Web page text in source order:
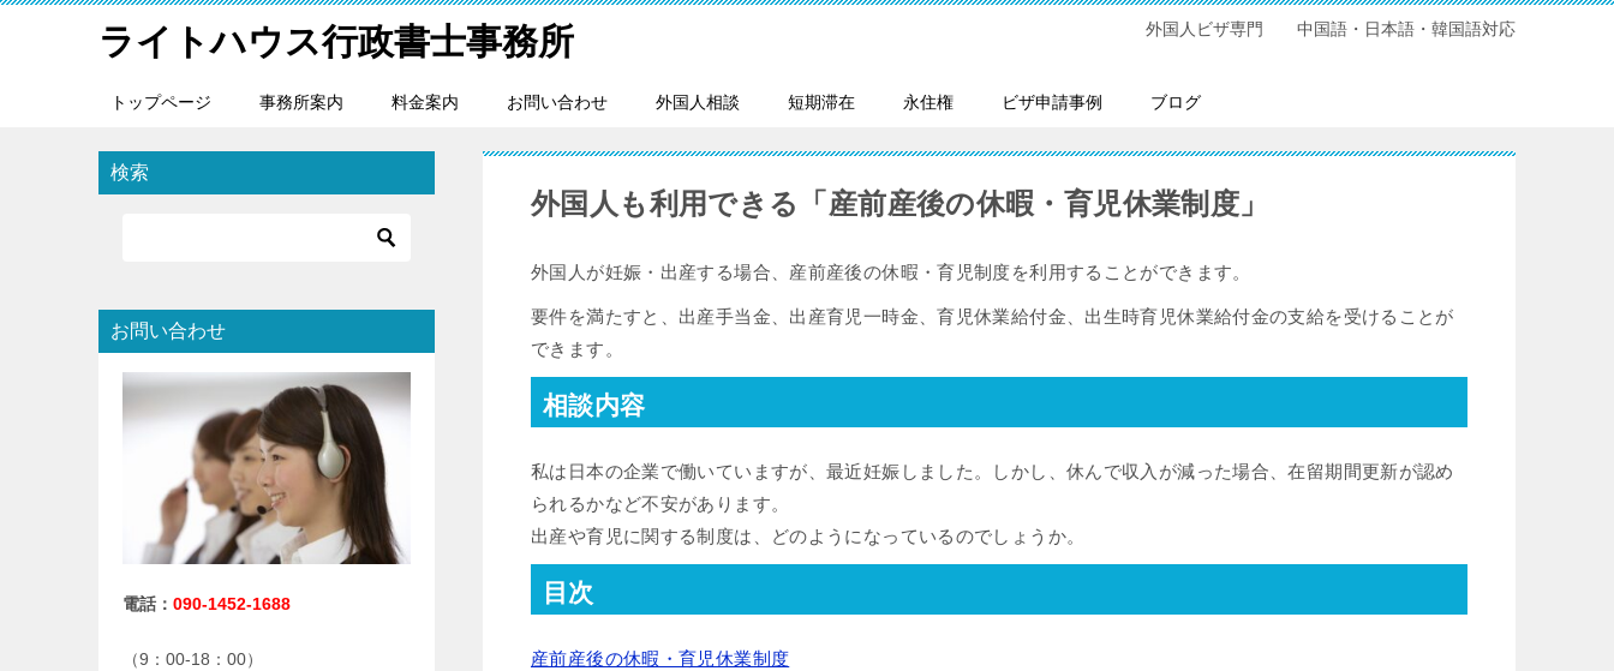
ライトハウス行政書士事務所 外国人ビザ専門 中国語・日本語・韓国語対応
トップページ 事務所案内 料金案内 お問い合わせ 外国人相談 短期滞在 永住権 ビザ申請事例 ブログ
外国人も利用できる「産前産後の休暇・育児休業制度」
外国人が妊娠・出産する場合、産前産後の休暇・育児制度を利用することができます。
要件を満たすと、出産手当金、出産育児一時金、育児休業給付金、出生時育児休業給付金の支給を受けることが
できます。
相談内容
私は日本の企業で働いていますが、最近妊娠しました。しかし、休んで収入が減った場合、在留期間更新が認め
られるかなど不安があります。
出産や育児に関する制度は、どのようになっているのでしょうか。
目次
産前産後の休暇・育児休業制度
検索
お問い合わせ
電話： 090-1452-1688
（9：00-18：00）